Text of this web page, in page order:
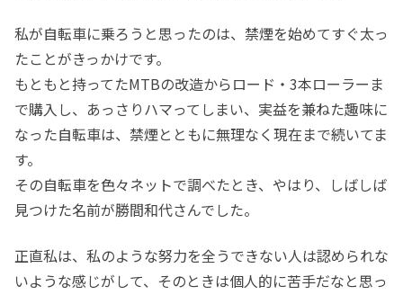
私が自転車に乗ろうと思ったのは、禁煙を始めてすぐ太っ
たことがきっかけです。
もともと持ってたMTBの改造からロード・3本ローラーま
で購入し、あっさりハマってしまい、実益を兼ねた趣味に
なった自転車は、禁煙とともに無理なく現在まで続いてま
す。
その自転車を色々ネットで調べたとき、やはり、しばしば
見つけた名前が勝間和代さんでした。
正直私は、私のような努力を全うできない人は認められな
いような感じがして、そのときは個人的に苦手だなと思っ